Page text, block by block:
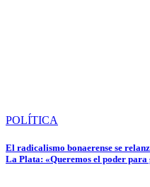
POLÍTICA
El radicalismo bonaerense se
La Plata: «Queremos el poder para